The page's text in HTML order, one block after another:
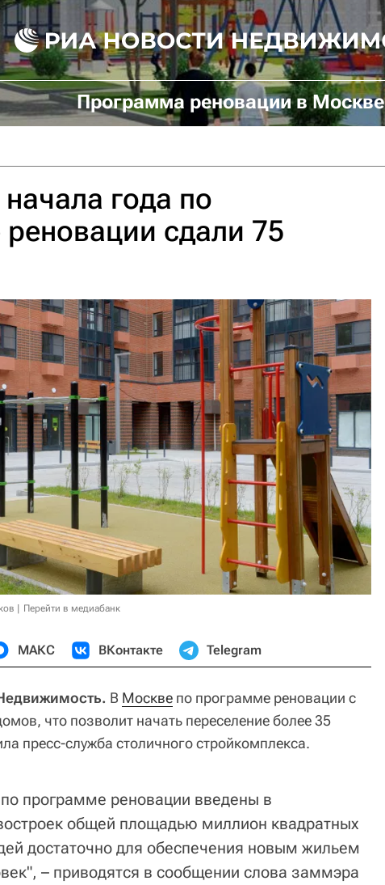
Программа реновации в Москве
года по
сдали 75
Перейти в медиабанк
МАКС ВКонтакте Telegram
В Москве по программе реновации с
что позволит начать переселение более 35
пресс-служба столичного стройкомплекса.
программе реновации введены в
общей площадью миллион квадратных
достаточно для обеспечения новым жильем
– приводятся в сообщении слова заммэра